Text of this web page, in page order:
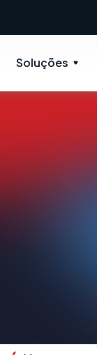
Soluções